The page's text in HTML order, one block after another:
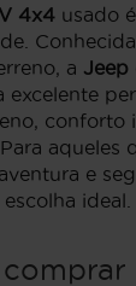
4x4 usado
a Jeep
excelente
conforto
aqueles
e
escolha ideal.